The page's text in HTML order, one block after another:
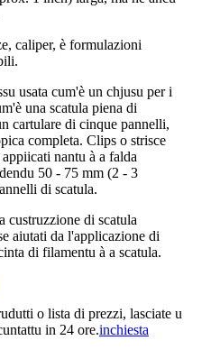
caliper, è formulazioni
usata cum'è un chjusu per i
una scatula piena di
cartulare di cinque pannelli,
completa. Clips o strisce
nantu à a falda
50 - 75 mm (2 - 3
di scatula.
custruzzione di scatula
aiutati da l'applicazione di
di filamentu à a scatula.
o lista di prezzi, lasciate u
in 24 ore.inchiesta